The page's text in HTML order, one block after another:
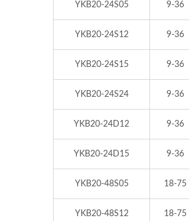
YKB20-24S05 9-36
YKB20-24S12 9-36
YKB20-24S15 9-36
YKB20-24S24 9-36
YKB20-24D12 9-36
YKB20-24D15 9-36
YKB20-48S05 18-75
YKB20-48S12 18-75